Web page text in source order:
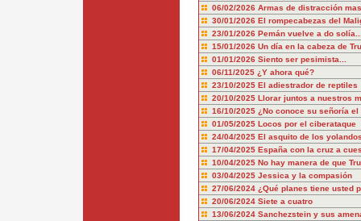
06/02/2026 Armas de distracción
30/01/2026 El rompecabezas del
23/01/2026 Pemán vuelve a do
15/01/2026 Un día en la cabeza de
01/01/2026 Siento ser pesimista...
06/11/2025 ¿Y ahora qué?
23/10/2025 El adiestrador de reptiles
20/10/2025 Llorar juntos a nuestros
16/10/2025 ¿No conoce su señoría
01/05/2025 Locos por el ciberataque
24/04/2025 El asquito de los
17/04/2025 España con la cruz a
10/04/2025 No hay manera de que
03/04/2025 Jessica y la compasión
27/06/2024 ¿Qué planes tiene usted
20/06/2024 Siete a cuatro
13/06/2024 Sanchezstein y sus